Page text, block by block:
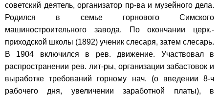
советский деятель, организатор пр-ва и музейного дела.
Родился в семье горнового Симского
машиностроительного завода. По окончании церк.-
приходской школы (1892) ученик слесаря, затем слесарь.
В 1904 включился в рев. движение. Участвовал в
распространении рев. лит-ры, организации забастовок и
выработке требований горному нач. (о введении 8-ч
рабочего дня, увеличении заработной платы), в